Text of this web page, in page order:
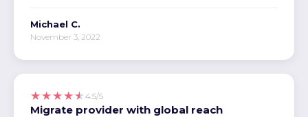
Michael C.
November 3, 2022
★★★★★ 4.5/5
Migrate provider with global reach